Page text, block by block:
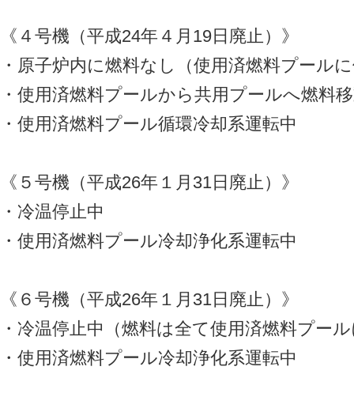
《４号機（平成24年４月19日廃止）》
・原子炉内に燃料なし（使用済燃料プール
・使用済燃料プールから共用プールへ燃料
・使用済燃料プール循環冷却系運転中
《５号機（平成26年１月31日廃止）》
・冷温停止中
・使用済燃料プール冷却浄化系運転中
《６号機（平成26年１月31日廃止）》
・冷温停止中（燃料は全て使用済燃料プー
・使用済燃料プール冷却浄化系運転中